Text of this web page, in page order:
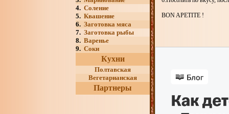
4. Соление
5. Квашение
6. Заготовка мяса
7. Заготовка рыбы
8. Варенье
9. Соки
Кухни
Полтавская
Вегетарианская
Партнеры
BON APETITE !